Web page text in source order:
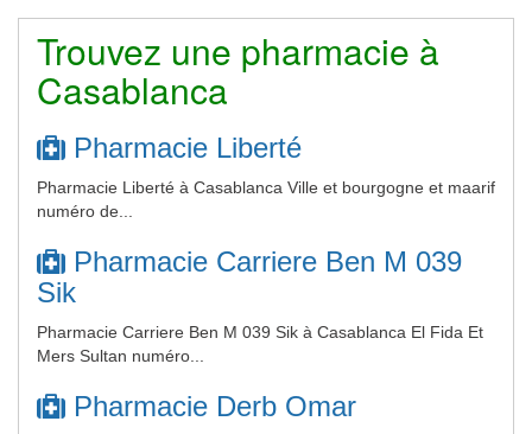
Trouvez une pharmacie à
Casablanca
Pharmacie Liberté
Pharmacie Liberté à Casablanca Ville et bourgogne et maarif
numéro de...
Pharmacie Carriere Ben M 039
Sik
Pharmacie Carriere Ben M 039 Sik à Casablanca El Fida Et
Mers Sultan numéro...
Pharmacie Derb Omar